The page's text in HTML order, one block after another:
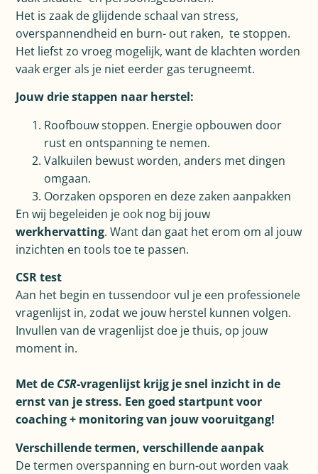
Het is zaak de glijdende schaal van stress,
overspannendheid en burn- out raken, te stoppen.
Het liefst zo vroeg mogelijk, want de klachten worden
vaak erger als je niet eerder gas terugneemt.
Jouw drie stappen naar herstel:
Roofbouw stoppen. Energie opbouwen door
rust en ontspanning te nemen.
Valkuilen bewust worden, anders met dingen
omgaan.
Oorzaken opsporen en deze zaken aanpakken
En wij begeleiden je ook nog bij jouw
werkhervatting. Want dan gaat het erom om al jouw
inzichten en tools toe te passen.
CSR test
Aan het begin en tussendoor vul je een professionele
vragenlijst in, zodat we jouw herstel kunnen volgen.
Invullen van de vragenlijst doe je thuis, op jouw
moment in.
Met de CSR-vragenlijst krijg je snel inzicht in de
ernst van je stress. Een goed startpunt voor
coaching + monitoring van jouw vooruitgang!
Verschillende termen, verschillende aanpak
De termen overspanning en burn-out worden vaak